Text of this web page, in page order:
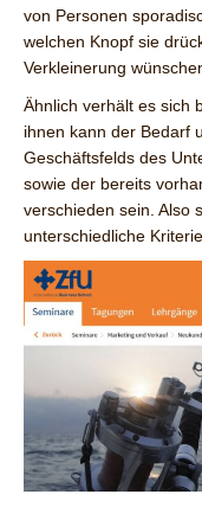
von Personen
welchen Knopf sie
Verkleinerung
Ähnlich verhält es sich
ihnen kann der Bedarf
Geschäftsfelds des
sowie der bereits
verschieden sein. Also
unterschiedliche